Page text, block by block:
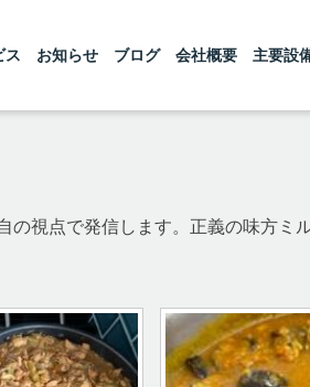
ス お知らせ ブログ 会社概要 主要設
の視点で発信します。正義の味方ミ